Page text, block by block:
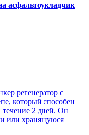
асфальтоукладчик
регенератор с
который способен
течение 2 дней. Он
или хранящуюся